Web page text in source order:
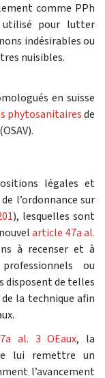
comme PPh
utilisé pour lutter
indésirables ou
nuisibles.
en suisse
phytosanitairesde
légales et
l’ordonnance sur
), lesquelles sont
article 47a al.
à recenser et à
ou
disposent de telles
la technique afin
al. 3 OEaux, la
lui remettre un
l’avancement